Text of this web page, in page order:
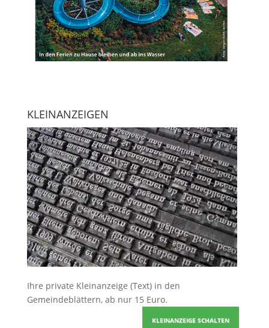
KLEINANZEIGEN
Ihre private Kleinanzeige (Text) in den
Gemeindeblättern, ab nur 15 Euro.
KLEINANZEIGE SCHALTEN